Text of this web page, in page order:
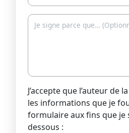
J’accepte que l’auteur de
les informations que je
formulaire aux fins que je
dessous :